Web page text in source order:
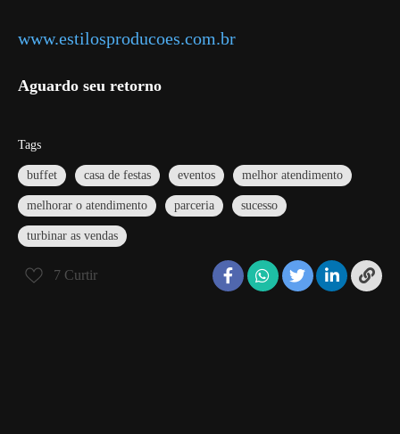
www.estilosproducoes.com.br
Aguardo seu retorno
Tags
buffet casa de festas eventos melhor atendimento
melhorar o atendimento parceria sucesso
turbinar as vendas
7 Curtir